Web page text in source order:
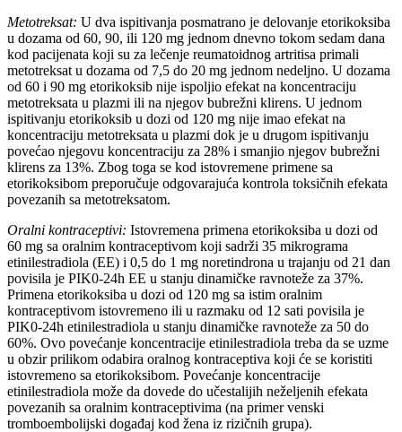
Metotreksat: U dva ispitivanja posmatrano je delovanje etorikoksiba
u dozama od 60, 90, ili 120 mg jednom dnevno tokom sedam dana
kod pacijenata koji su za lečenje reumatoidnog artritisa primali
metotreksat u dozama od 7,5 do 20 mg jednom nedeljno. U dozama
od 60 i 90 mg etorikoksib nije ispoljio efekat na koncentraciju
metotreksata u plazmi ili na njegov bubrežni klirens. U jednom
ispitivanju etorikoksib u dozi od 120 mg nije imao efekat na
koncentraciju metotreksata u plazmi dok je u drugom ispitivanju
povećao njegovu koncentraciju za 28% i smanjio njegov bubrežni
klirens za 13%. Zbog toga se kod istovremene primene sa
etorikoksibom preporučuje odgovarajuća kontrola toksičnih efekata
povezanih sa metotreksatom.
Oralni kontraceptivi: Istovremena primena etorikoksiba u dozi od
60 mg sa oralnim kontraceptivom koji sadrži 35 mikrograma
etinilestradiola (EE) i 0,5 do 1 mg noretindrona u trajanju od 21 dan
povisila je PIK0-24h EE u stanju dinamičke ravnoteže za 37%.
Primena etorikoksiba u dozi od 120 mg sa istim oralnim
kontraceptivom istovremeno ili u razmaku od 12 sati povisila je
PIK0-24h etinilestradiola u stanju dinamičke ravnoteže za 50 do
60%. Ovo povećanje koncentracije etinilestradiola treba da se uzme
u obzir prilikom odabira oralnog kontraceptiva koji će se koristiti
istovremeno sa etorikoksibom. Povećanje koncentracije
etinilestradiola može da dovede do učestalijih neželjenih efekata
povezanih sa oralnim kontraceptivima (na primer venski
tromboembolijski događaj kod žena iz rizičnih grupa).